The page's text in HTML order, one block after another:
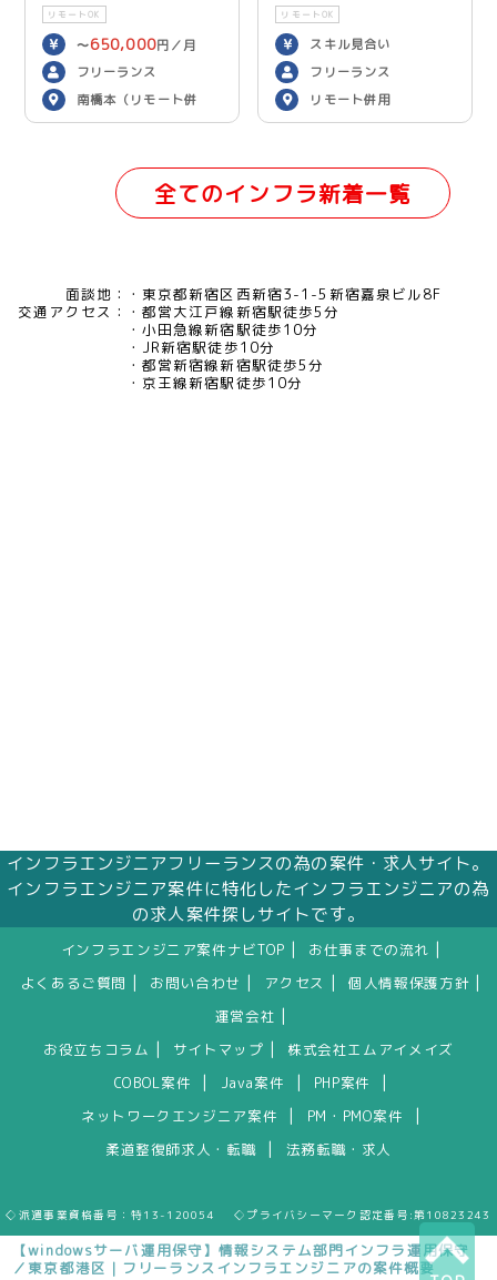
【windowsサーバ運用保守】情報システム部門インフラ運用保守
／東京都港区｜フリーランスインフラエンジニアの案件概要
リモートOK
〜650,000円／月
フリーランス
南橋本（リモート併
用）
リモートOK
スキル見合い
フリーランス
リモート併用
全てのインフラ新着一覧
面談地：
東京都新宿区西新宿3-1-5新宿嘉泉ビル8F
交通アクセス：
都営大江戸線新宿駅徒歩5分
小田急線新宿駅徒歩10分
JR新宿駅徒歩10分
都営新宿線新宿駅徒歩5分
京王線新宿駅徒歩10分
インフラエンジニアフリーランスの為の案件・求人サイト。
インフラエンジニア案件に特化したインフラエンジニアの為
の求人案件探しサイトです。
インフラエンジニア案件ナビTOP お仕事までの流れ
よくあるご質問 お問い合わせ アクセス 個人情報保護方針
運営会社
お役立ちコラム サイトマップ
株式会社エムアイメイズ
COBOL案件
Java案件 PHP案件
ネットワークエンジニア案件 PM・PMO案件
柔道整復師求人・転職 法務転職・求人
◇派遣事業資格番号：特13-120054 ◇プライバシーマーク認定番号:第10823243